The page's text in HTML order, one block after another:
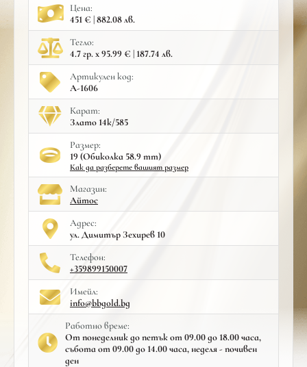
Цена:
451 € | 882.08 лв.
Тегло:
4.7 гр. x 95.99 € | 187.74 лв.
Артикулен код:
A-1606
Карат:
Злато 14к/585
Размер:
19 (Обиколка 58.9 mm)
Как да разберете вашият размер
Mагазин:
Айтос
Адрес:
ул. Димитър Зехирев 10
Телефон:
+359899150007
Имейл:
info@bbgold.bg
Работно време:
От понеделник до петък от 09.00 до 18.00 часа,
събота от 09.00 до 14.00 часа, неделя - почивен
ден